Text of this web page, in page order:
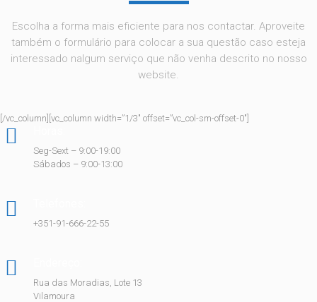
Escolha a forma mais eficiente para nos contactar. Aproveite
também o formulário para colocar a sua questão caso esteja
interessado nalgum serviço que não venha descrito no nosso
website.
[/vc_column][vc_column width=”1/3″ offset=”vc_col-sm-offset-0″]
Seg-Sext – 9:00-19:00
Sábados – 9:00-13:00
+351-91-666-22-55
Rua das Moradias, Lote 13
Vilamoura